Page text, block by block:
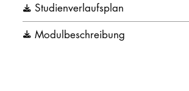
Studienverlaufsplan
Modulbeschreibung